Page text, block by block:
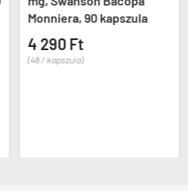
Monniera, 90 kapszula
4 290 Ft
(48 / kapszula)